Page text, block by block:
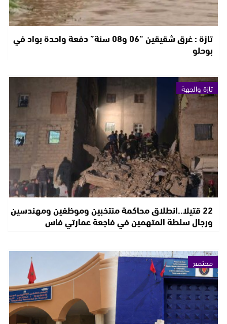
تازة : غرق شقيقين “06 و08 سنة” دفعة واحدة بواد في
بوحلو
تازة والجهة
22 قتيلا..انطلاق محاكمة منتخبين وموظفين ومهندسين
ورجال سلطة المتهمين في فاجعة عمارتي فاس
مجتمع